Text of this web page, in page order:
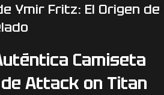
Ymir Fritz: El Origen de
Camiseta
Attack on Titan